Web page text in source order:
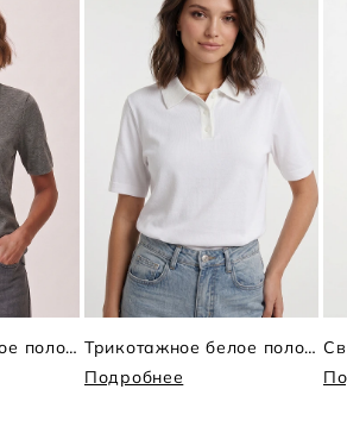
Трикотажное серое поло коротким рукавом
Трикотажное белое поло с коротким рукавом
Подробнее